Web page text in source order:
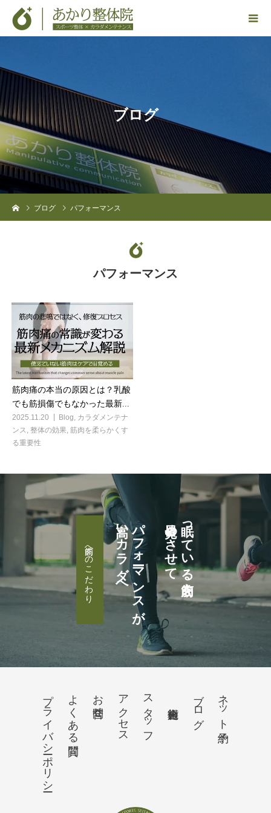
ブログ
ブログ パフォーマンス
パフォーマンス
筋肉痛の本当の原因とは？乳酸
でも筋損傷でもなかった最新...
2025.11.20 Blog, カラダメンテナ
ンス, 整体の効果, 筋肉を柔らかくす
る重要性
眠っている筋肉を
目覚めさせて
パフォーマンスが
高いカラダへ
筋肉へのこだわり
ネット予約
ブログ
スタッフ
アクセス
お問合せ
よくある質問
プライバシーポリシー